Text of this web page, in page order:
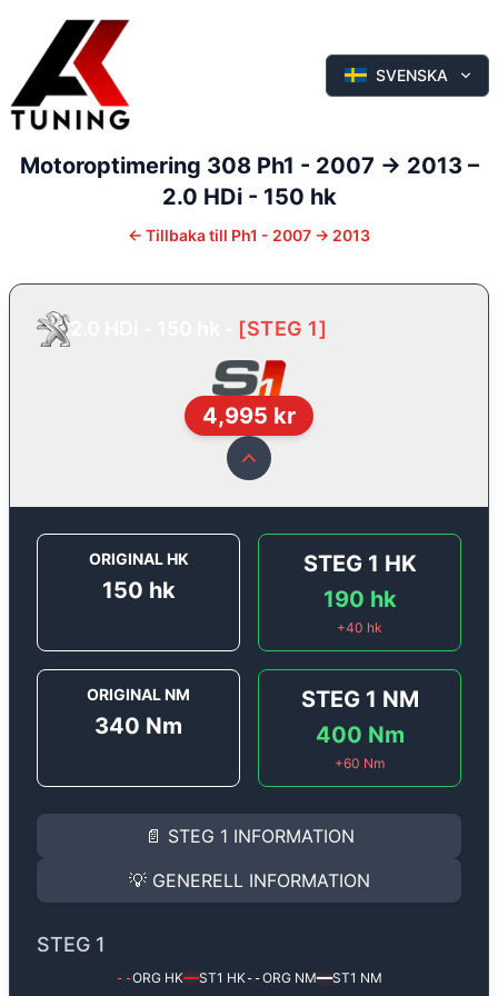
SVENSKA
Motoroptimering 308 Ph1 - 2007 -> 2013 –
2.0 HDi - 150 hk
← Tillbaka till Ph1 - 2007 -> 2013
[STEG 1]
4,995 kr
ORIGINAL HK
150 hk
STEG 1 HK
190 hk
+40 hk
ORIGINAL NM
340 Nm
STEG 1 NM
400 Nm
+60 Nm
📄 STEG 1 INFORMATION
INFORMATION
Steg 1
Peugeot 308 2.0 HDi -
Effekten ökar från150 hktill190 hkoch
(+40 hk & +60 Nm).
Ger mer effekt, högre vridmoment, lägre
Steg 1 mjukvara justerar vi ett antal
💡 GENERELL INFORMATION
✅ All mjukvara är skräddarsydd för din bil
✅ Felsökning inann samt efter optimering
STEG 1
--ORG HK━━ST1 HK--ORG NM━━ST1 NM